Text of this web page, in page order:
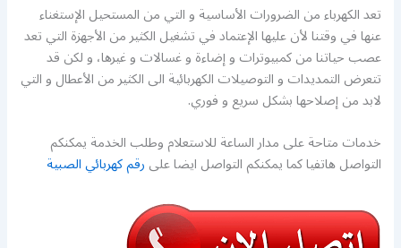
تعد الكهرباء من الضرورات الأساسية و التي من المستحيل الإستغناء
عنها في وقتنا لأن عليها الإعتماد في تشغيل الكثير من الأجهزة التي تعد
عصب حياتنا من كمبيوترات و إضاءة و غسالات و غيرها، و لكن قد
تتعرض التمديدات و التوصيلات الكهربائية الى الكثير من الأعطال و التي
لابد من إصلاحها بشكل سريع و فوري.
خدمات متاحة على مدار الساعة للاستعلام وطلب الخدمة يمكنكم
التواصل هاتفيا كما يمكنكم التواصل ايضا علىرقم كهربائي الصبية